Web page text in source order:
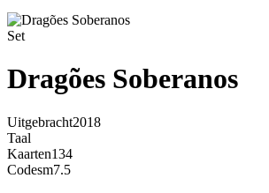
Set
Dragões Soberanos
Uitgebracht2018
Taal
Kaarten134
Codesm7.5